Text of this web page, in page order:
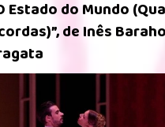
Estado do Mundo
de Inês